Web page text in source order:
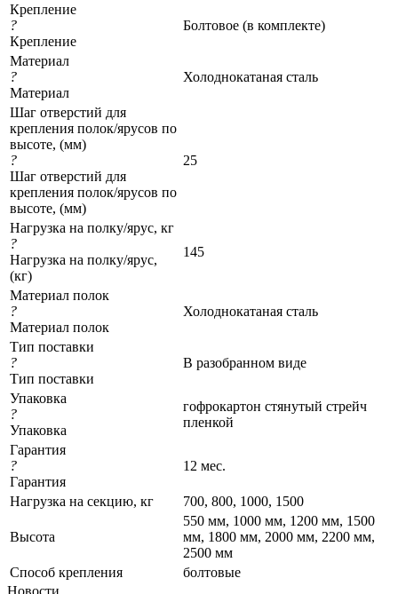
Крепление
?
Крепление
Болтовое (в комплекте)
Материал
?
Материал
Холоднокатаная сталь
Шаг отверстий для
крепления полок/ярусов по
высоте, (мм)
?
Шаг отверстий для
крепления полок/ярусов по
высоте, (мм)
25
Нагрузка на полку/ярус, кг
?
Нагрузка на полку/ярус,
(кг)
145
Материал полок
?
Материал полок
Холоднокатаная сталь
Тип поставки
?
Тип поставки
В разобранном виде
Упаковка
?
Упаковка
гофрокартон стянутый стрейч
пленкой
Гарантия
?
Гарантия
12 мес.
Нагрузка на секцию, кг 700, 800, 1000, 1500
Высота
550 мм, 1000 мм, 1200 мм, 1500
мм, 1800 мм, 2000 мм, 2200 мм,
2500 мм
Cпособ крепления
болтовые
Новости